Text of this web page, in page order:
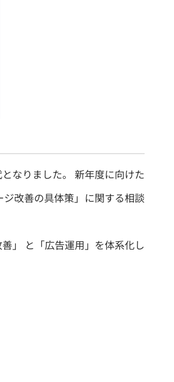
なりました。 新年度に向けた
改善の具体策」に関する相談
」 と「広告運用」を体系化し